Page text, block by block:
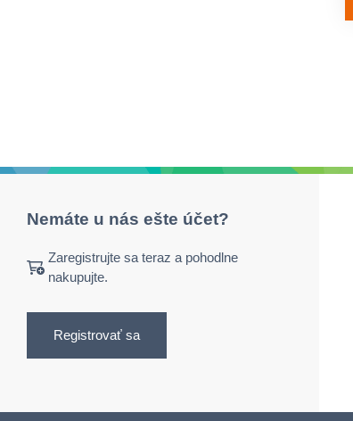
Nemáte u nás ešte účet?
Zaregistrujte sa teraz a pohodlne
nakupujte.
Registrovať sa